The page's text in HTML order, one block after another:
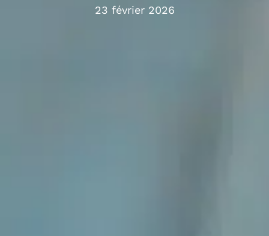
23 février 2026